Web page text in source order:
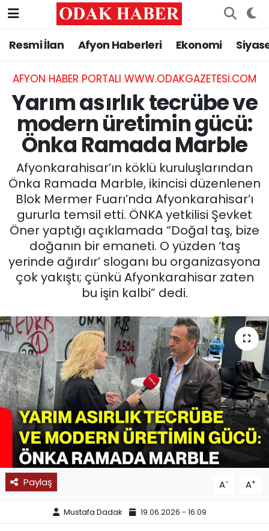
Resmi İlan Afyon Haberleri Ekonomi
AFYON HABER PORTALI WWW.ODAKGAZETESI.COM
Yarım asırlık tecrübe ve
modern üretimin gücü:
Önka Ramada Marble
Afyonkarahisar’ın köklü kuruluşlarından
Önka Ramada Marble, ikincisi düzenlenen
Blok Mermer Fuarı’nda Afyonkarahisar’ı
gururla temsil etti. ÖNKA yetkilisi Şevket
Öner yaptığı açıklamada “Doğal taş, bize
doğanın bir emaneti. O yüzden ‘taş
yerinde ağırdır’ sloganı bu organizasyona
çok yakıştı; çünkü Afyonkarahisar zaten
bu işin kalbi” dedi.
Paylaş A- A+
Mustafa Dadak 19.06.2026 - 16:09
AFYONKARAHİSAR HABERLERİ
Resmi İlan
ASAYİŞ
GÜNCEL
SİYASET
EĞİTİM
MAGAZİN
SAĞLIK
11:11 MANŞET
Nöbetçi Eczaneler
Hava Durumu
Trafik Durumu
Süper Lig Puan Durumu ve Fikstür
Tüm Manşetler
Son Dakika Haberleri
Haber Arşivi